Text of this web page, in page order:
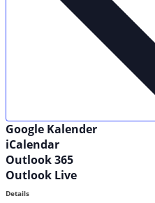
Google Kalender
iCalendar
Outlook 365
Outlook Live
Details